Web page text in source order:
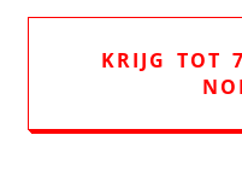
KRIJG TOT